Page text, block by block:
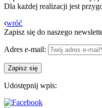
Dla każdej realizacji jest
wróć
Zapisz się do naszego
Adres e-mail:
Udostępnij wpis: